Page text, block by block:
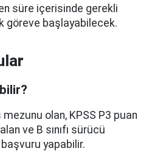
süre içerisinde gerekli
göreve başlayabilecek.
olan, KPSS P3 puan
ve B sınıfı sürücü
yapabilir.